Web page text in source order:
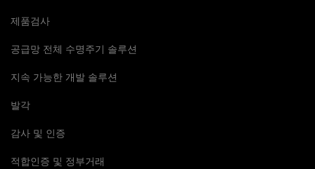
제품검사
공급망 전체 수명주기 솔루션
지속 가능한 개발 솔루션
발각
감사 및 인증
적합인증 및 정부거래